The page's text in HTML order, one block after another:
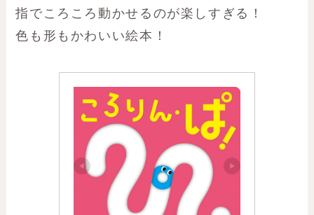
指でころころ動かせるのが楽しすぎる！
色も形もかわいい絵本！